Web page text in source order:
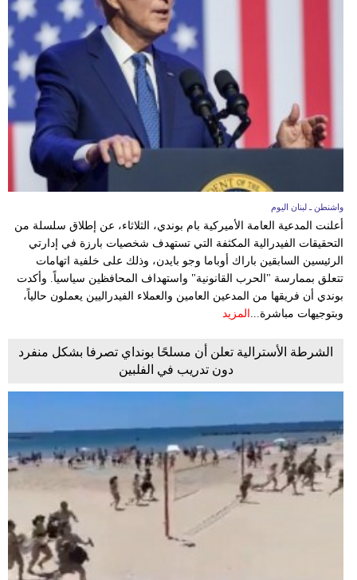
واشنطن ـ لبنان اليوم
أعلنت المدعية العامة الأميركية بام بوندي، الثلاثاء، عن إطلاق سلسلة من
التحقيقات الفيدرالية المكثفة التي تستهدف شخصيات بارزة في إدارتي
الرئيسين السابقين باراك أوباما وجو بايدن، وذلك على خلفية اتهامات
تتعلق بممارسة "الحرب القانونية" واستهداف المحافظين سياسياً. وأكدت
بوندي أن فريقها من المدعين العامين والعملاء الفيدراليين يعملون حالياً،
وبتوجيهات مباشرة...
المزيد
الشرطة الأسترالية تعلن أن مسلحًا بونداي تصرفا بشكل منفرد
دون تدريب في الفلبين